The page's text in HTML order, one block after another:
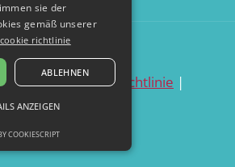
seelentanzerei.de
|cookie richtlinie |
impressum
sie der
gemäß unserer
cookie richtlinie
ABLEHNEN
ANZEIGEN
COOKIESCRIPT